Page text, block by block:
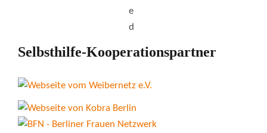
Selbsthilfe-Kooperationspartner